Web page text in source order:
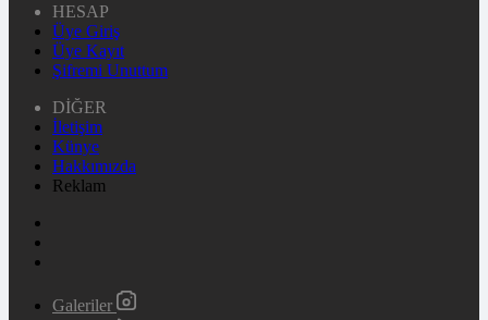
HESAP
Üye Giriş
Üye Kayıt
Şifremi Unuttum
DİĞER
İletişim
Künye
Hakkımızda
Reklam
Galeriler